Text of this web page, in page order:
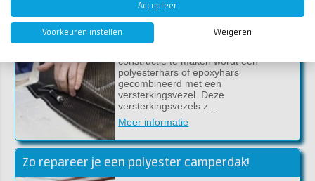
constructie te maken wordt een
polyesterhars of epoxyhars
gecombineerd met een
versterkingsvezel. Deze
versterkingsvezels z…
Meer informatie
Zo repareer je een polyester camperdak!
Accepteer
Voorkeuren instellen Weigeren